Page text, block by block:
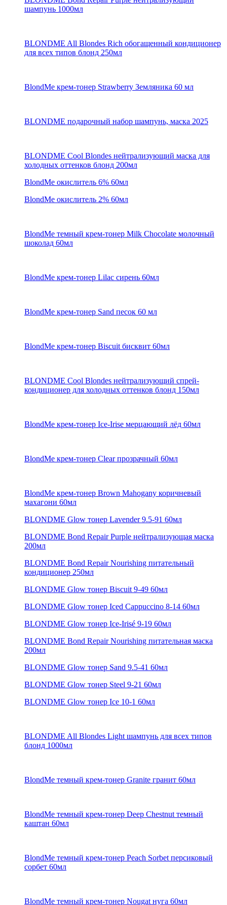
шампунь 1000мл
BLONDME All Blondes Rich обогащенный кондиционер
для всех типов блонд 250мл
BlondMe крем-тонер Strawberry Земляника 60 мл
BLONDME подарочный набор шампунь, маска 2025
BLONDME Cool Blondes нейтрализующий маска для
холодных оттенков блонд 200мл
BlondMe окислитель 6% 60мл
BlondMe окислитель 2% 60мл
BlondMe темный крем-тонер Milk Chocolate молочный
шоколад 60мл
BlondMe крем-тонер Lilac сирень 60мл
BlondMe крем-тонер Sand песок 60 мл
BlondMe крем-тонер Biscuit бисквит 60мл
BLONDME Cool Blondes нейтрализующий спрей-
кондиционер для холодных оттенков блонд 150мл
BlondMe крем-тонер Ice-Irise мерцающий лёд 60мл
BlondMe крем-тонер Clear прозрачный 60мл
BlondMe крем-тонер Brown Mahogany коричневый
махагони 60мл
BLONDME Glow тонер Lavender 9.5-91 60мл
BLONDME Bond Repair Purple нейтрализующая маска
200мл
BLONDME Bond Repair Nourishing питательный
кондиционер 250мл
BLONDME Glow тонер Biscuit 9-49 60мл
BLONDME Glow тонер Iced Cappuccino 8-14 60мл
BLONDME Glow тонер Ice-Irisé 9-19 60мл
BLONDME Bond Repair Nourishing питательная маска
200мл
BLONDME Glow тонер Sand 9.5-41 60мл
BLONDME Glow тонер Steel 9-21 60мл
BLONDME Glow тонер Ice 10-1 60мл
BLONDME All Blondes Light шампунь для всех типов
блонд 1000мл
BlondMe темный крем-тонер Granite гранит 60мл
BlondMe темный крем-тонер Deep Chestnut темный
каштан 60мл
BlondMe темный крем-тонер Peach Sorbet персиковый
сорбет 60мл
BlondMe темный крем-тонер Nougat нуга 60мл